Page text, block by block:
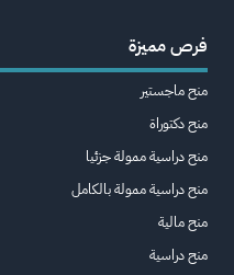
فرص مميزة
منح ماجستير
منح دكتوراة
منح دراسية ممولة جزئيا
منح دراسية ممولة بالكامل
منح مالية
منح دراسية